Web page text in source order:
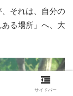
それは、自分の
る場所」へ、大
サイドバー